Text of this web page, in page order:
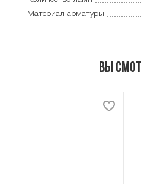
Материал арматуры
Вы